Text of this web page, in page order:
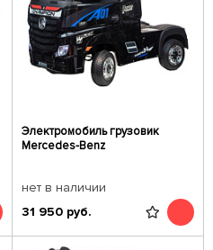
Электромобиль грузовик
Mercedes-Benz
нет в наличии
31 950 руб.